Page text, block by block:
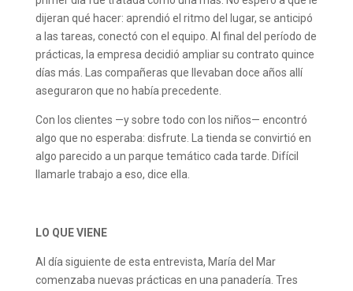
dijeran qué hacer: aprendió el ritmo del lugar, se anticipó
a las tareas, conectó con el equipo. Al final del período de
prácticas, la empresa decidió ampliar su contrato quince
días más. Las compañeras que llevaban doce años allí
aseguraron que no había precedente.
Con los clientes —y sobre todo con los niños— encontró
algo que no esperaba: disfrute. La tienda se convirtió en
algo parecido a un parque temático cada tarde. Difícil
llamarle trabajo a eso, dice ella.
LO QUE VIENE
Al día siguiente de esta entrevista, María del Mar
comenzaba nuevas prácticas en una panadería. Tres